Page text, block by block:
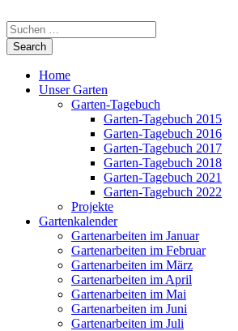
Home
Unser Garten
Garten-Tagebuch
Garten-Tagebuch 2015
Garten-Tagebuch 2016
Garten-Tagebuch 2017
Garten-Tagebuch 2018
Garten-Tagebuch 2021
Garten-Tagebuch 2022
Projekte
Gartenkalender
Gartenarbeiten im Januar
Gartenarbeiten im Februar
Gartenarbeiten im März
Gartenarbeiten im April
Gartenarbeiten im Mai
Gartenarbeiten im Juni
Gartenarbeiten im Juli